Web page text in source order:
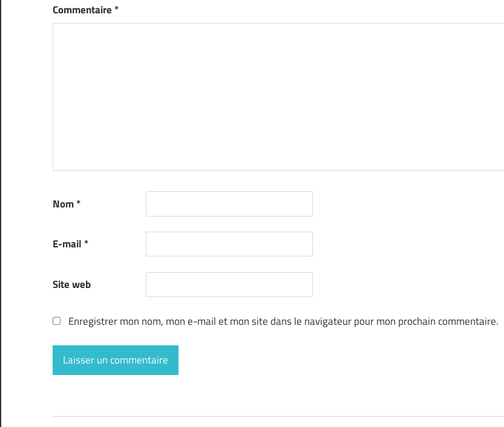
Commentaire *
Nom*
E-mail *
Site web
Enregistrer mon nom, mon e-mail et mon site dans le navigateur pour mon prochain commentaire.